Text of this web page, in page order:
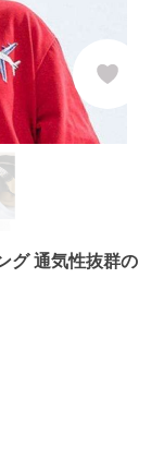
グ 通気性抜群の